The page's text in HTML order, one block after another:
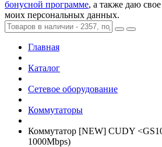
бонусной программе, а также даю
моих персональных данных.
Главная
Каталог
Сетевое оборудование
Коммутаторы
Коммутатор [NEW] CUDY
1000Mbps)